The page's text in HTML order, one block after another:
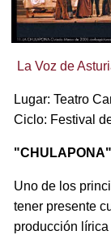
La Voz de
Lugar: Teatro
Ciclo: Festival
"CHULAPONA"
Uno de los
tener presente
producción